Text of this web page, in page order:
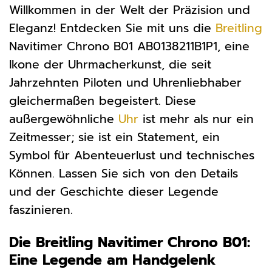
Willkommen in der Welt der Präzision und
Eleganz! Entdecken Sie mit uns die Breitling
Navitimer Chrono B01 AB0138211B1P1, eine
Ikone der Uhrmacherkunst, die seit
Jahrzehnten Piloten und Uhrenliebhaber
gleichermaßen begeistert. Diese
außergewöhnliche Uhr ist mehr als nur ein
Zeitmesser; sie ist ein Statement, ein
Symbol für Abenteuerlust und technisches
Können. Lassen Sie sich von den Details
und der Geschichte dieser Legende
faszinieren.
Die Breitling Navitimer Chrono B01:
Eine Legende am Handgelenk